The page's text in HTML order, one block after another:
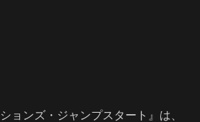
ョンズ・ジャンプスタート』は、